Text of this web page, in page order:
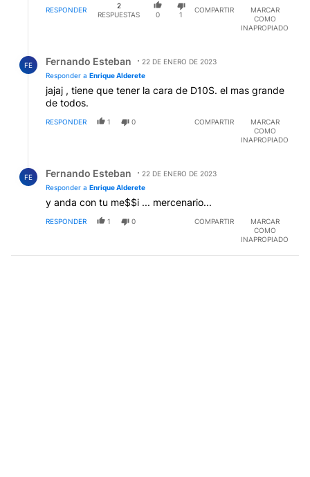
RESPONDER
2
RESPUESTAS
0 1
COMPARTIR
MARCAR
COMO
INAPROPIADO
FE Fernando Esteban
22 DE ENERO DE 2023
Responder a Enrique Alderete
jajaj , tiene que tener la cara de D10S. el mas grande
de todos.
RESPONDER 1 0 COMPARTIR
MARCAR
COMO
INAPROPIADO
FE Fernando Esteban
22 DE ENERO DE 2023
Responder a Enrique Alderete
y anda con tu me$$i ... mercenario...
RESPONDER 1 0 COMPARTIR
MARCAR
COMO
INAPROPIADO